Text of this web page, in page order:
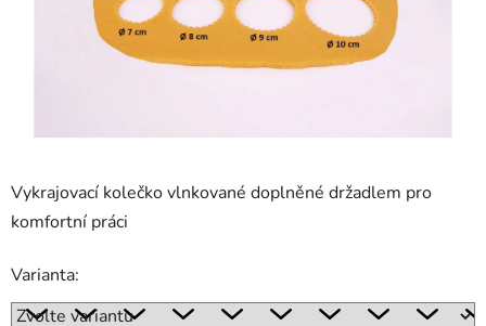
Vykrajovací kolečko vlnkované doplněné držadlem pro
komfortní práci
Varianta: